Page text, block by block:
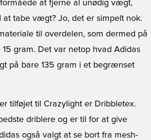
at fjerne al unødig vægt,
tabe vægt? Jo, det er simpelt nok.
til overdelen, som dermed på
gram. Det var netop hvad Adidas
på bare 135 gram i et begrænset
tilføjet til Crazylight er Dribbletex.
driblere og er til for at give
også valgt at se bort fra mesh-